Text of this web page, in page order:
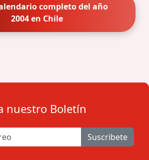
completo del año
2004 en Chile
nuestro Boletín
Suscribete